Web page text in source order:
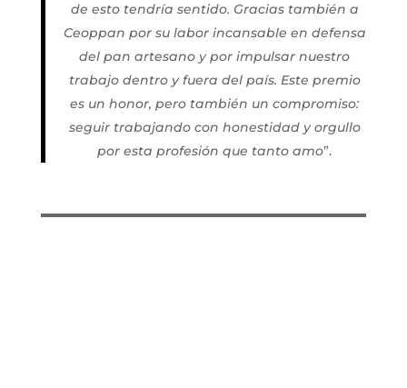
de esto tendría sentido. Gracias también a
Ceoppan por su labor incansable en defensa
del pan artesano y por impulsar nuestro
trabajo dentro y fuera del país. Este premio
es un honor, pero también un compromiso:
seguir trabajando con honestidad y orgullo
por esta profesión que tanto amo”.